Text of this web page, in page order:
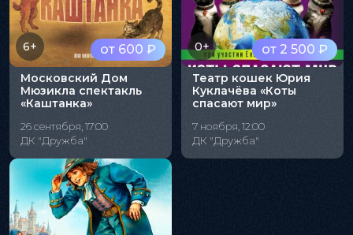
от 600 ₽
6+
Московский Дом
Мюзикла спектакль
«Каштанка»
26 сентября, 17:00
ДК "Дружба"
от 2 500 ₽
0+
Театр кошек Юрия
Куклачёва «Коты
спасают мир»
7 ноября, 12:00
ДК "Дружба"